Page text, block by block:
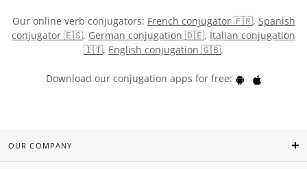
Our online verb conjugators: French conjugator 🇫🇷, Spanish
conjugator 🇪🇸, German conjugation 🇩🇪, Italian conjugation
🇮🇹, English conjugation 🇬🇧.
Download our conjugation apps for free:
OUR COMPANY